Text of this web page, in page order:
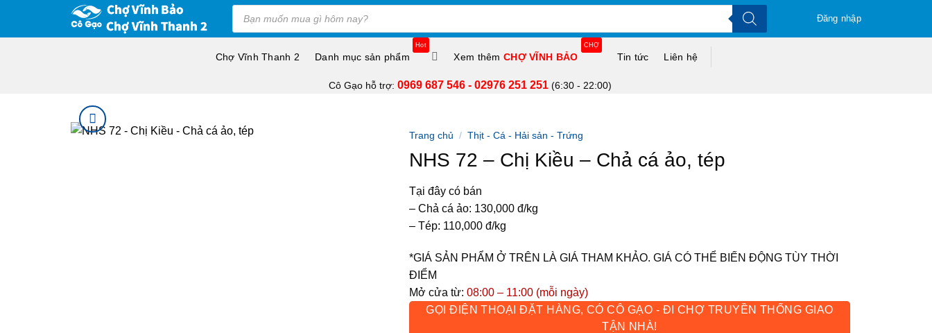
Products
search
Đăng nhập
Chợ Vĩnh Thanh 2 Danh mục sản phẩm
Hot
Xem thêmCHỢ VĨNH BẢO
CHỢ
Tin tức Liên hệ
Cô Gạo hỗ trợ: 0969 687 546 - 02976 251 251(6:30 - 22:00)
Trang chủ / Thịt - Cá - Hải sản - Trứng
NHS 72 – Chị Kiều – Chả cá ảo, tép
Tại đây có bán
– Chả cá ảo: 130,000 đ/kg
– Tép: 110,000 đ/kg
*GIÁ SẢN PHẨM Ở TRÊN LÀ GIÁ THAM KHẢO. GIÁ CÓ THỂ BIẾN ĐỘNG TÙY THỜI
ĐIỂM
Mở cửa từ: 08:00 – 11:00 (mỗi ngày)
GỌI ĐIỆN THOẠI ĐẶT HÀNG, CÓ CÔ GẠO - ĐI CHỢ TRUYỀN THỐNG GIAO
TẬN NHÀ!